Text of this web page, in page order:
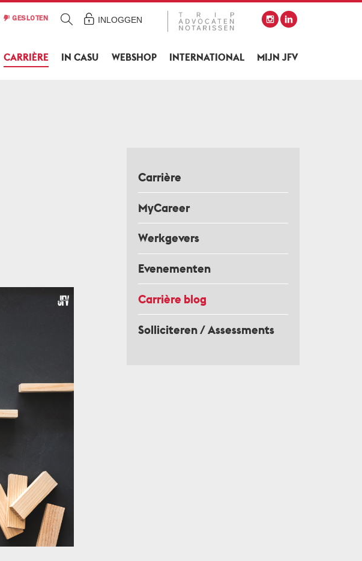
CARRIÈRE IN CASU WEBSHOP INTERNATIONAL MIJN JFV
GESLOTEN INLOGGEN
Carrière
MyCareer
Werkgevers
Evenementen
Carrière blog
Solliciteren / Assessments